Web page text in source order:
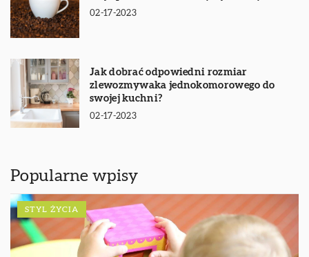
02-17-2023
Jak dobrać odpowiedni rozmiar
zlewozmywaka jednokomorowego do
swojej kuchni?
02-17-2023
Popularne wpisy
STYL ŻYCIA